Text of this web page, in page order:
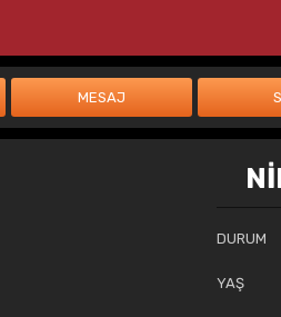
DURUM
YAŞ